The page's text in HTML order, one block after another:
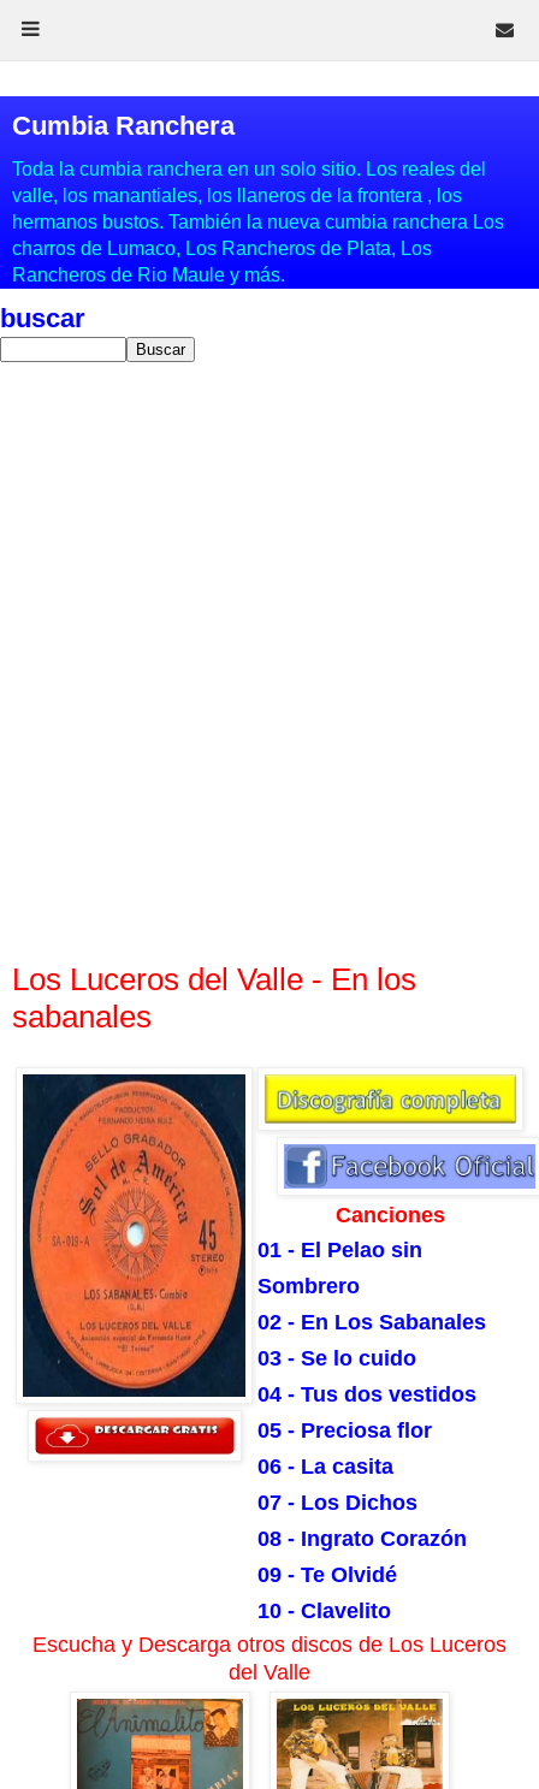
Cumbia Ranchera
Toda la cumbia ranchera en un solo sitio. Los reales del
valle, los manantiales, los llaneros de la frontera , los
hermanos bustos. También la nueva cumbia ranchera Los
charros de Lumaco, Los Rancheros de Plata, Los
Rancheros de Rio Maule y más.
buscar
Los Luceros del Valle - En los
sabanales
Canciones
01 - El Pelao sin
Sombrero
02 - En Los Sabanales
03 - Se lo cuido
04 - Tus dos vestidos
05 - Preciosa flor
06 - La casita
07 - Los Dichos
08 - Ingrato Corazón
09 - Te Olvidé
10 - Clavelito
Escucha y Descarga otros discos de Los Luceros
del Valle